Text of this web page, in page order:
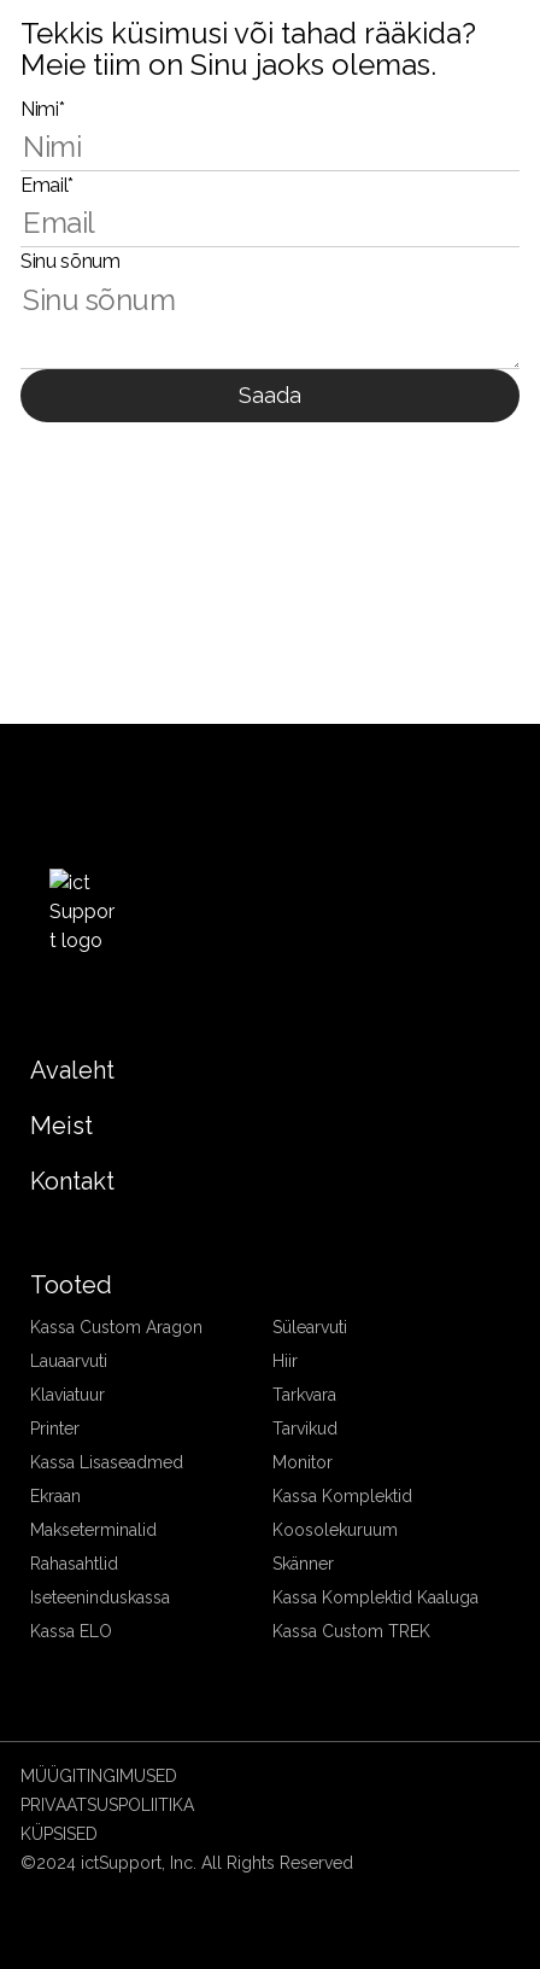
Tekkis küsimusi või tahad rääkida?
Meie tiim on Sinu jaoks olemas.
Nimi*
Email*
Sinu sõnum
Saada
Avaleht
Meist
Kontakt
Tooted
Kassa Custom Aragon
Sülearvuti
Lauaarvuti
Hiir
Klaviatuur
Tarkvara
Printer
Tarvikud
Kassa Lisaseadmed
Monitor
Ekraan
Kassa Komplektid
Makseterminalid
Koosolekuruum
Rahasahtlid
Skänner
Iseteeninduskassa
Kassa Komplektid Kaaluga
Kassa ELO
Kassa Custom TREK
©2024 ictSupport, Inc. All Rights Reserved
MÜÜGITINGIMUSED
PRIVAATSUSPOLIITIKA
KÜPSISED